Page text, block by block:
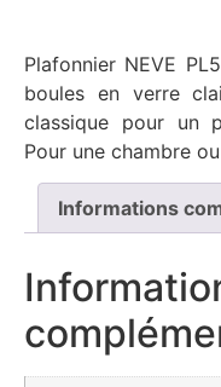
Plafonnier NEVE
boules en verre
classique pour un
Pour une chambre
Informations